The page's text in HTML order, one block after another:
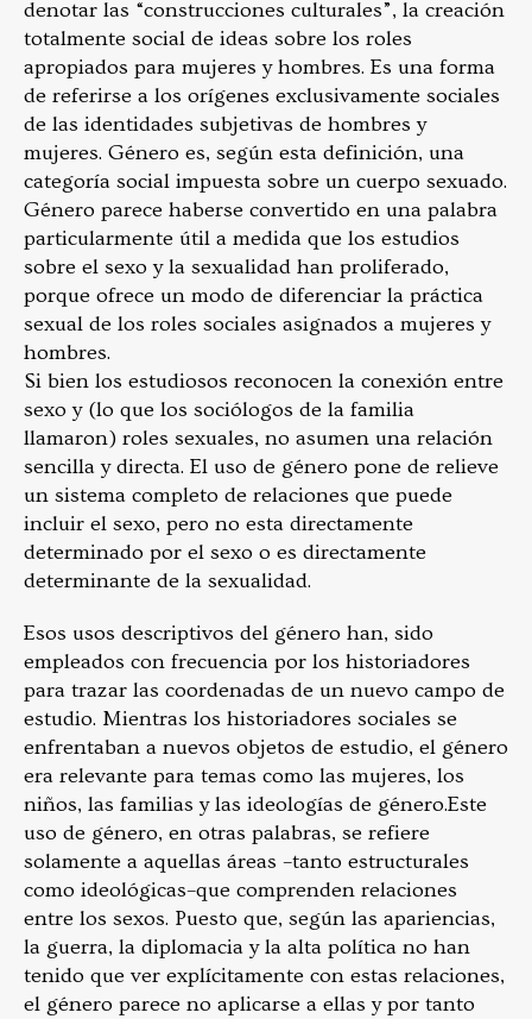
denotar las “construcciones culturales”, la creación
totalmente social de ideas sobre los roles
apropiados para mujeres y hombres. Es una forma
de referirse a los orígenes exclusivamente sociales
de las identidades subjetivas de hombres y
mujeres. Género es, según esta definición, una
categoría social impuesta sobre un cuerpo sexuado.
Género parece haberse convertido en una palabra
particularmente útil a medida que los estudios
sobre el sexo y la sexualidad han proliferado,
porque ofrece un modo de diferenciar la práctica
sexual de los roles sociales asignados a mujeres y
hombres.
Si bien los estudiosos reconocen la conexión entre
sexo y (lo que los sociólogos de la familia
llamaron) roles sexuales, no asumen una relación
sencilla y directa. El uso de género pone de relieve
un sistema completo de relaciones que puede
incluir el sexo, pero no esta directamente
determinado por el sexo o es directamente
determinante de la sexualidad.
Esos usos descriptivos del género han, sido
empleados con frecuencia por los historiadores
para trazar las coordenadas de un nuevo campo de
estudio. Mientras los historiadores sociales se
enfrentaban a nuevos objetos de estudio, el género
era relevante para temas como las mujeres, los
niños, las familias y las ideologías de género.Este
uso de género, en otras palabras, se refiere
solamente a aquellas áreas –tanto estructurales
como ideológicas–que comprenden relaciones
entre los sexos. Puesto que, según las apariencias,
la guerra, la diplomacia y la alta política no han
tenido que ver explícitamente con estas relaciones,
el género parece no aplicarse a ellas y por tanto